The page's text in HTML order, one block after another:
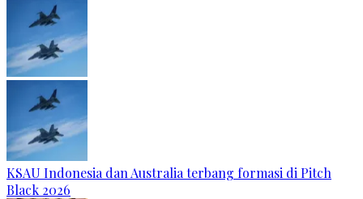
KSAU Indonesia dan Australia terbang formasi di Pitch
Black 2026